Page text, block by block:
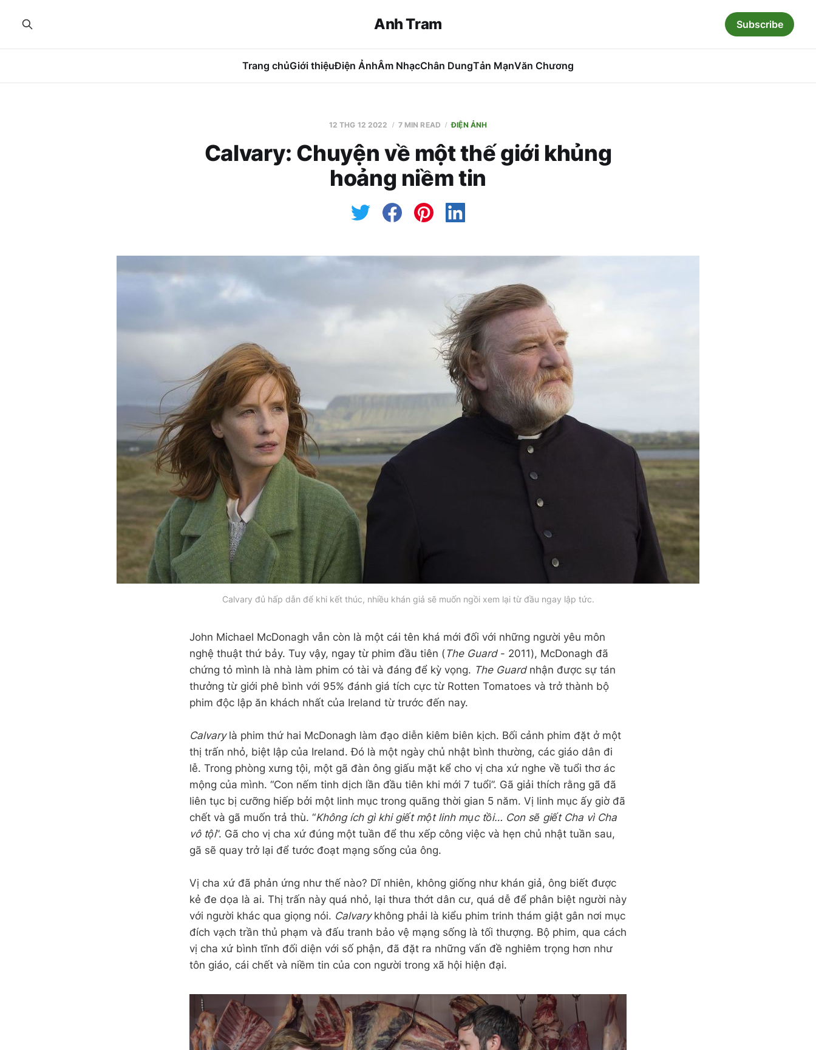
Anh Tram
Trang chủGiới thiệuĐiện ẢnhÂm NhạcChân DungTản MạnVăn Chương
Subscribe
12 THG 12 2022 7 MIN READ ĐIỆN ẢNH
Calvary: Chuyện về một thế giới khủng
hoảng niềm tin
Calvary đủ hấp dẫn để khi kết thúc, nhiều khán giả sẽ muốn ngồi xem lại từ đầu ngay lập tức.
John Michael McDonagh vẫn còn là một cái tên khá mới đối với những người yêu môn
nghệ thuật thứ bảy. Tuy vậy, ngay từ phim đầu tiên ( The Guard- 2011), McDonagh đã
chứng tỏ mình là nhà làm phim có tài và đáng để kỳ vọng. The Guardnhận được sự tán
thưởng từ giới phê bình với 95% đánh giá tích cực từ Rotten Tomatoes và trở thành bộ
phim độc lập ăn khách nhất của Ireland từ trước đến nay.
Calvarylà phim thứ hai McDonagh làm đạo diễn kiêm biên kịch. Bối cảnh phim đặt ở một
thị trấn nhỏ, biệt lập của Ireland. Đó là một ngày chủ nhật bình thường, các giáo dân đi
lễ. Trong phòng xưng tội, một gã đàn ông giấu mặt kể cho vị cha xứ nghe về tuổi thơ ác
mộng của mình. “Con nếm tinh dịch lần đầu tiên khi mới 7 tuổi”. Gã giải thích rằng gã đã
liên tục bị cưỡng hiếp bởi một linh mục trong quãng thời gian 5 năm. Vị linh mục ấy giờ đã
chết và gã muốn trả thù. “Không ích gì khi giết một linh mục tồi… Con sẽ giết Cha vì Cha
vô tội”. Gã cho vị cha xứ đúng một tuần để thu xếp công việc và hẹn chủ nhật tuần sau,
gã sẽ quay trở lại để tước đoạt mạng sống của ông.
Vị cha xứ đã phản ứng như thế nào? Dĩ nhiên, không giống như khán giả, ông biết được
kẻ đe dọa là ai. Thị trấn này quá nhỏ, lại thưa thớt dân cư, quá dễ để phân biệt người này
với người khác qua giọng nói. Calvarykhông phải là kiểu phim trinh thám giật gân nơi mục
đích vạch trần thủ phạm và đấu tranh bảo vệ mạng sống là tối thượng. Bộ phim, qua cách
vị cha xứ bình tĩnh đối diện với số phận, đã đặt ra những vấn đề nghiêm trọng hơn như
tôn giáo, cái chết và niềm tin của con người trong xã hội hiện đại.